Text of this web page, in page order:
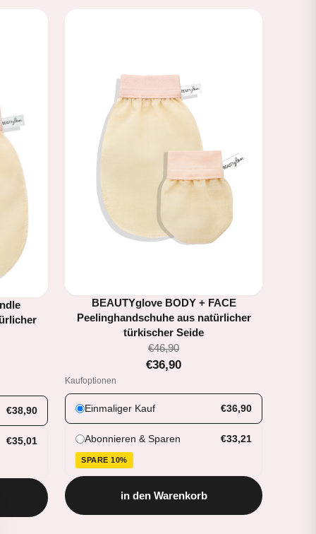
€38,90
€35,01
BEAUTYglove BODY + FACE
Peelinghandschuhe aus natürlicher
türkischer Seide
€46,90
€36,90
Kaufoptionen
Einmaliger Kauf €36,90
Abonnieren & Sparen €33,21
SPARE 10%
in den Warenkorb